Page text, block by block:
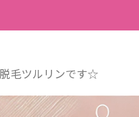
毛ツルリンです☆